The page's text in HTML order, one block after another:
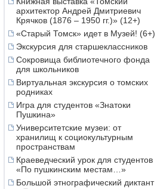
архитектор Андрей Дмитриевич
Крячков (1876 – 1950 гг.)» (12+)
«Старый Томск» идет в Музей! (6+)
Экскурсия для старшеклассников
Сокровища библиотечного фонда
для школьников
Виртуальная экскурсия о томских
родниках
Игра для студентов «Знатоки
Пушкина»
Университетские музеи: от
хранилищ к социокультурным
пространствам
Краеведческий урок для студентов
«По пушкинским местам…»
Большой этнографический диктант